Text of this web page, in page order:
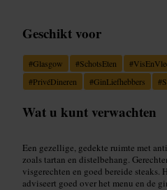
Geschikt voor
#Glasgow #SchotsEten #
#PrivéDineren #GinLiefhebbers #
Wat u kunt verwachten
Een gezellige, gedekte ruimte met
zoals tartan en distelbehang.
visgerechten en goed bereide steaks.
adviseert goed over het menu en de